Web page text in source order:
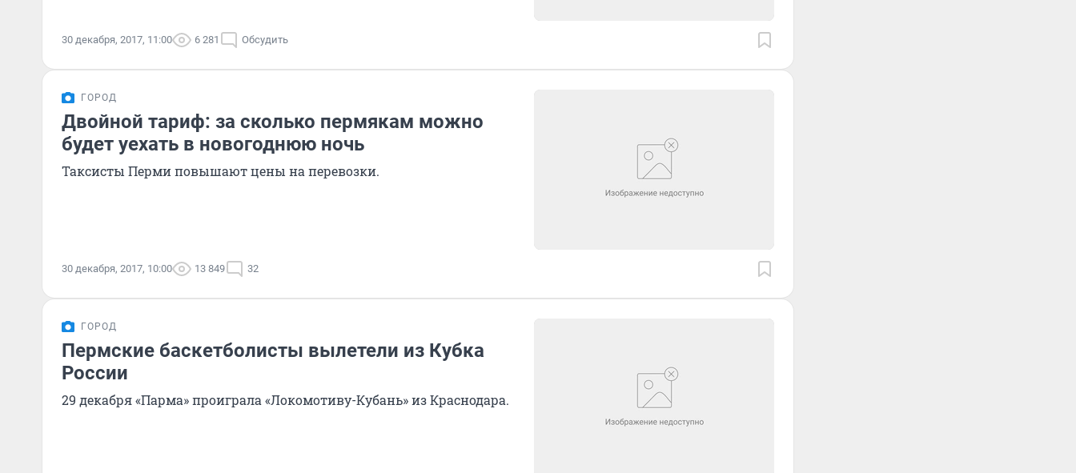
30 декабря, 2017, 11:00 6 281 Обсудить
ГОРОД
Двойной тариф: за сколько пермякам можно
будет уехать в новогоднюю ночь
Таксисты Перми повышают цены на перевозки.
30 декабря, 2017, 10:00 13 849 32
ГОРОД
Пермские баскетболисты вылетели из Кубка
России
29 декабря «Парма» проиграла «Локомотиву-Кубань» из Краснодара.